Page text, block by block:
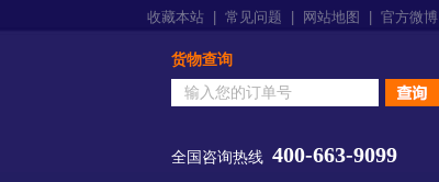
收藏本站 常见问题 网站地图 官方微博
货物查询
全国咨询热线 400-663-9099